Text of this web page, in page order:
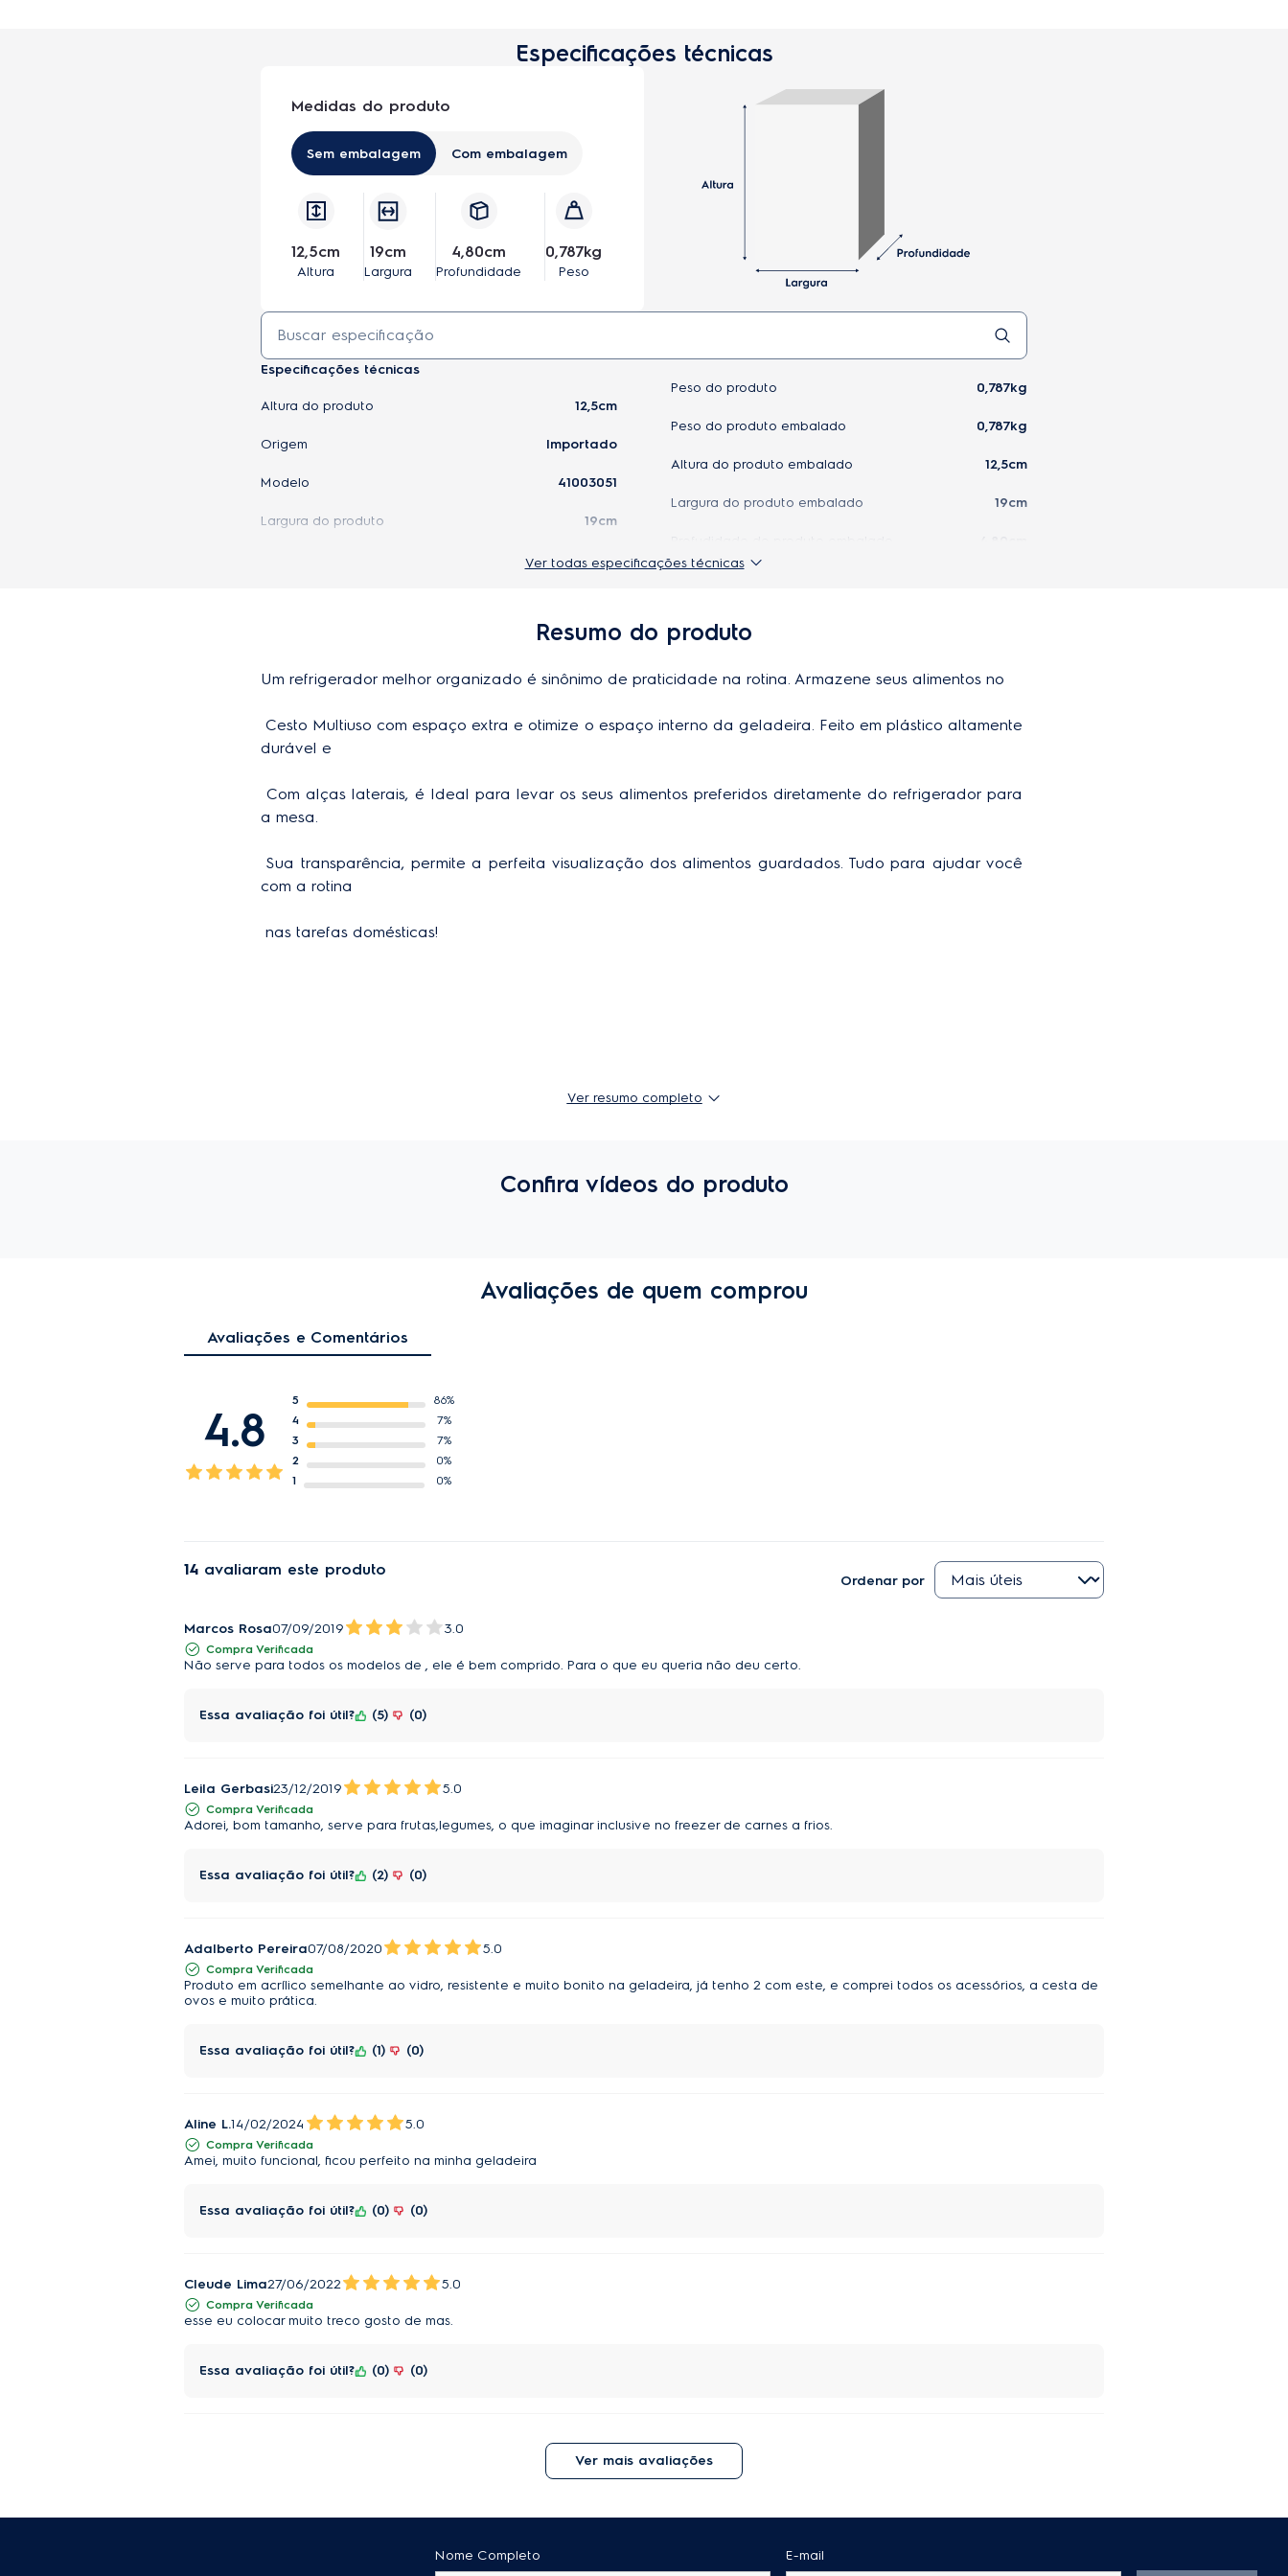
Especificações técnicas
Medidas do produto
Sem embalagem Com embalagem
12,5cm
Altura
19cm
Largura
4,80cm
Profundidade
0,787kg
Peso
Especificações técnicas
Altura do produto 12,5cm
Origem Importado
Modelo 41003051
Largura do produto 19cm
7896584071849
Peso do produto 0,787kg
Peso do produto embalado 0,787kg
Altura do produto embalado 12,5cm
Largura do produto embalado 19cm
Ver todas especificações técnicas
Resumo do produto
Um refrigerador melhor organizado é sinônimo de praticidade na rotina. Armazene seus alimentos no
Cesto Multiuso com espaço extra e otimize o espaço interno da geladeira. Feito em plástico altamente
durável e
a mesa.
Sua transparência, permite a perfeita visualização dos alimentos guardados. Tudo para ajudar você
com a rotina
nas tarefas domésticas!
Com espaço extra, você pode guardar o que quiser!
Ver resumo completo
Confira vídeos do produto
Avaliações de quem comprou
Avaliações e Comentários
4.8
5
86%
4
7%
3
7%
2
0%
1
0%
14 avaliaram este produto
Ordenar por
Marcos Rosa07/09/2019 3.0
Compra Verificada
Não serve para todos os modelos de , ele é bem comprido. Para o que eu queria não deu certo.
Essa avaliação foi útil? 5 0
Leila Gerbasi23/12/2019 5.0
Compra Verificada
Adorei, bom tamanho, serve para frutas,legumes, o que imaginar inclusive no freezer de carnes a frios.
Essa avaliação foi útil? 2 0
Adalberto Pereira07/08/2020 5.0
Compra Verificada
Produto em acrílico semelhante ao vidro, resistente e muito bonito na geladeira, já tenho 2 com este, e comprei todos os acessórios, a cesta de
ovos e muito prática.
Essa avaliação foi útil? 1 0
Aline L.14/02/2024 5.0
Compra Verificada
Amei, muito funcional, ficou perfeito na minha geladeira
Essa avaliação foi útil? 0 0
Cleude Lima27/06/2022 5.0
Compra Verificada
esse eu colocar muito treco gosto de mas.
Essa avaliação foi útil? 0 0
Ver mais avaliações
Nome Completo E-mail